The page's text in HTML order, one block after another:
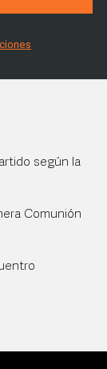
según la
Comunión